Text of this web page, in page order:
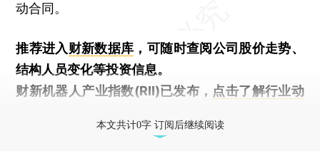
动合同。
推荐进入财新数据库 ，可随时查阅公司股价走势、
结构人员变化等投资信息。
财新机器人产业指数(RII)已发布， 点击了解行业动
本文共计0字 订阅后继续阅读